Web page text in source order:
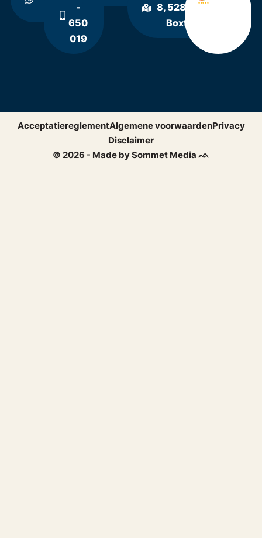
ons
-
650
019
8, 5281 RE
Boxtel
© 2026 - Made by Sommet Media ᨒ
AcceptatiereglementAlgemene voorwaardenPrivacy
Disclaimer